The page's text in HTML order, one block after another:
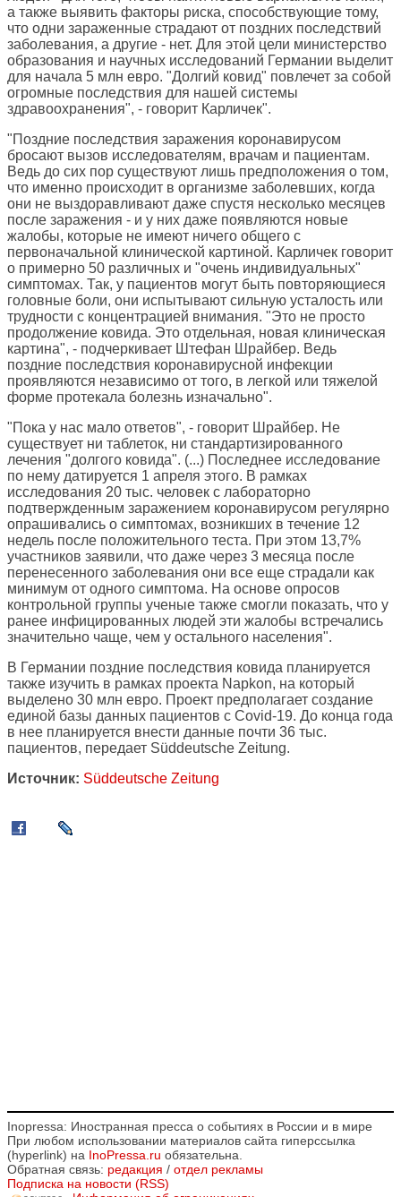
а также выявить факторы риска, способствующие тому,
что одни зараженные страдают от поздних последствий
заболевания, а другие - нет. Для этой цели министерство
образования и научных исследований Германии выделит
для начала 5 млн евро. "Долгий ковид" повлечет за собой
огромные последствия для нашей системы
здравоохранения", - говорит Карличек".
"Поздние последствия заражения коронавирусом
бросают вызов исследователям, врачам и пациентам.
Ведь до сих пор существуют лишь предположения о том,
что именно происходит в организме заболевших, когда
они не выздоравливают даже спустя несколько месяцев
после заражения - и у них даже появляются новые
жалобы, которые не имеют ничего общего с
первоначальной клинической картиной. Карличек говорит
о примерно 50 различных и "очень индивидуальных"
симптомах. Так, у пациентов могут быть повторяющиеся
головные боли, они испытывают сильную усталость или
трудности с концентрацией внимания. "Это не просто
продолжение ковида. Это отдельная, новая клиническая
картина", - подчеркивает Штефан Шрайбер. Ведь
поздние последствия коронавирусной инфекции
проявляются независимо от того, в легкой или тяжелой
форме протекала болезнь изначально".
"Пока у нас мало ответов", - говорит Шрайбер. Не
существует ни таблеток, ни стандартизированного
лечения "долгого ковида". (...) Последнее исследование
по нему датируется 1 апреля этого. В рамках
исследования 20 тыс. человек с лабораторно
подтвержденным заражением коронавирусом регулярно
опрашивались о симптомах, возникших в течение 12
недель после положительного теста. При этом 13,7%
участников заявили, что даже через 3 месяца после
перенесенного заболевания они все еще страдали как
минимум от одного симптома. На основе опросов
контрольной группы ученые также смогли показать, что у
ранее инфицированных людей эти жалобы встречались
значительно чаще, чем у остального населения".
В Германии поздние последствия ковида планируется
также изучить в рамках проекта Napkon, на который
выделено 30 млн евро. Проект предполагает создание
единой базы данных пациентов с Covid-19. До конца года
в нее планируется внести данные почти 36 тыс.
пациентов, передает Süddeutsche Zeitung.
Источник: Süddeutsche Zeitung
Inopressa: Иностранная пресса о событиях в России и в мире
При любом использовании материалов сайта гиперссылка
(hyperlink) на InoPressa.ru обязательна.
Обратная связь: редакция / отдел рекламы
Подписка на новости (RSS)